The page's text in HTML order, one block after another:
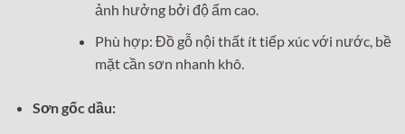
ảnh hưởng bởi độ ẩm cao.
Phù hợp: Đồ gỗ nội thất ít tiếp xúc với nước, bề
mặt cần sơn nhanh khô.
Sơn gốc dầu: